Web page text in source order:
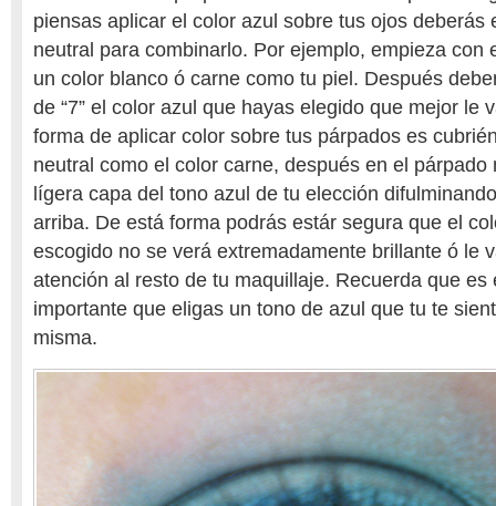
piensas aplicar el color azul sobre tus ojos deberás
neutral para combinarlo. Por ejemplo, empieza con
un color blanco ó carne como tu piel. Después
de “7” el color azul que hayas elegido que mejor le
forma de aplicar color sobre tus párpados es
neutral como el color carne, después en el párpado
lígera capa del tono azul de tu elección
arriba. De está forma podrás estár segura que el
escogido no se verá extremadamente brillante ó le
atención al resto de tu maquillaje. Recuerda que es
importante que eligas un tono de azul que tu te
misma.